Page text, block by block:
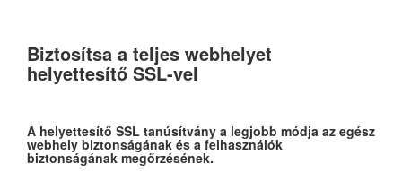
Biztosítsa a teljes webhelyet
helyettesítő SSL-vel
A helyettesítő SSL tanúsítvány a legjobb módja az egész
webhely biztonságának és a felhasználók
biztonságának megőrzésének.